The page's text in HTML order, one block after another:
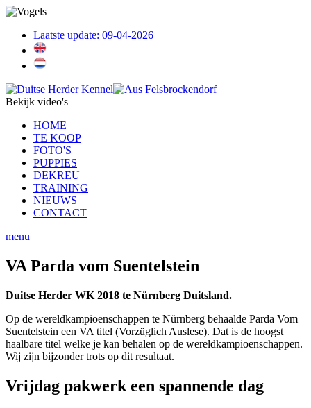
Laatste update: 09-04-2026
Bekijk video's
HOME
TE KOOP
FOTO'S
PUPPIES
DEKREU
TRAINING
NIEUWS
CONTACT
menu
VA Parda vom Suentelstein
Duitse Herder WK 2018 te Nürnberg Duitsland.
Op de wereldkampioenschappen te Nürnberg behaalde Parda Vom
Suentelstein een VA titel (Vorzüglich Auslese). Dat is de hoogst
haalbare titel welke je kan behalen op de wereldkampioenschappen.
Wij zijn bijzonder trots op dit resultaat.
Vrijdag pakwerk een spannende dag